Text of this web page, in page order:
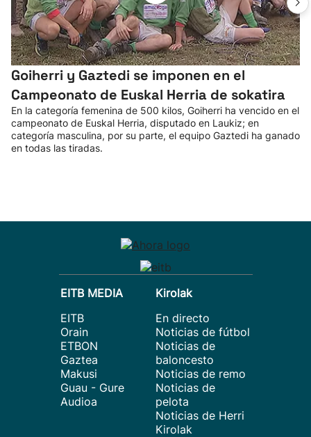
Goiherri y Gaztedi se imponen en el
Campeonato de Euskal Herria de sokatira
En la categoría femenina de 500 kilos, Goiherri ha vencido en el
campeonato de Euskal Herria, disputado en Laukiz; en
categoría masculina, por su parte, el equipo Gaztedi ha ganado
en todas las tiradas.
EITB MEDIA
EITB
Orain
ETBON
Gaztea
Makusi
Guau - Gure
Audioa
Kirolak
En directo
Noticias de fútbol
Noticias de
baloncesto
Noticias de remo
Noticias de
pelota
Noticias de Herri
Kirolak